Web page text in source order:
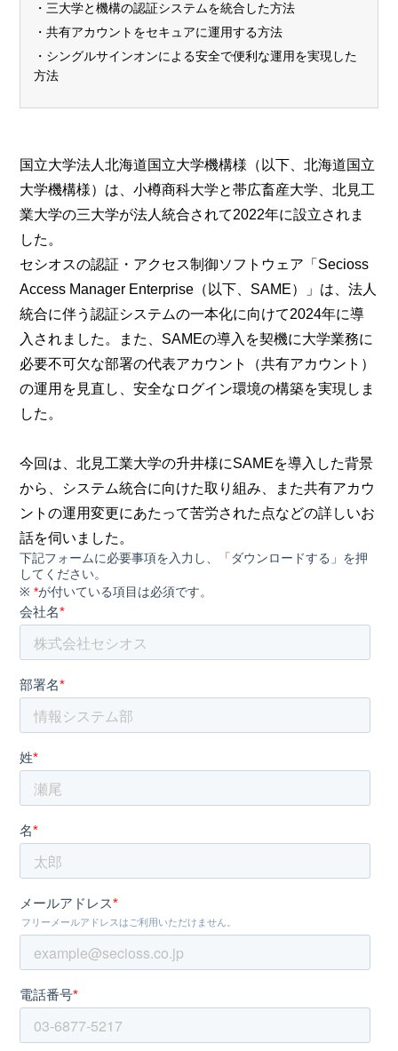
・三大学と機構の認証システムを統合した方法
・共有アカウントをセキュアに運用する方法
・シングルサインオンによる安全で便利な運用を実現した
方法
国立大学法人北海道国立大学機構様（以下、北海道国立
大学機構様）は、小樽商科大学と帯広畜産大学、北見工
業大学の三大学が法人統合されて2022年に設立されま
した。
セシオスの認証・アクセス制御ソフトウェア「Secioss
Access Manager Enterprise（以下、SAME）」は、法人
統合に伴う認証システムの一本化に向けて2024年に導
入されました。また、SAMEの導入を契機に大学業務に
必要不可欠な部署の代表アカウント（共有アカウント）
の運用を見直し、安全なログイン環境の構築を実現しま
した。
今回は、北見工業大学の升井様にSAMEを導入した背景
から、システム統合に向けた取り組み、また共有アカウ
ントの運用変更にあたって苦労された点などの詳しいお
話を伺いました。